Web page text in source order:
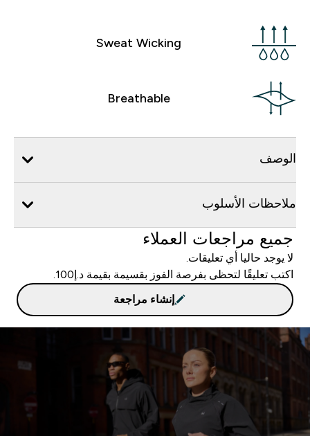
Sweat Wicking
Breathable
الوصف
ملاحظات الأسلوب
جميع مراجعات العملاء
لا يوجد حاليا أي تعليقات.
اكتب تعليقًا لتحظى بفرصة الفوز بقسيمة بقيمة د.إ100.
إنشاء مراجعة